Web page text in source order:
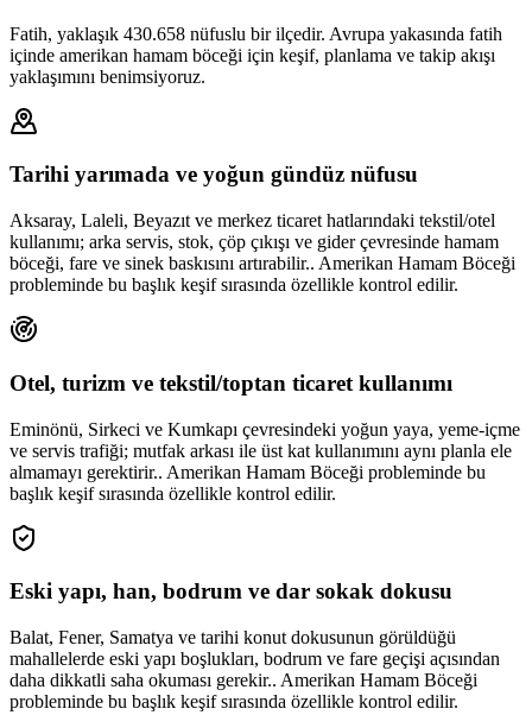
Fatih, yaklaşık 430.658 nüfuslu bir ilçedir. Avrupa yakasında fatih
içinde amerikan hamam böceği için keşif, planlama ve takip akışı
yaklaşımını benimsiyoruz.
Tarihi yarımada ve yoğun gündüz nüfusu
Aksaray, Laleli, Beyazıt ve merkez ticaret hatlarındaki tekstil/otel
kullanımı; arka servis, stok, çöp çıkışı ve gider çevresinde hamam
böceği, fare ve sinek baskısını artırabilir.. Amerikan Hamam Böceği
probleminde bu başlık keşif sırasında özellikle kontrol edilir.
Otel, turizm ve tekstil/toptan ticaret kullanımı
Eminönü, Sirkeci ve Kumkapı çevresindeki yoğun yaya, yeme-içme
ve servis trafiği; mutfak arkası ile üst kat kullanımını aynı planla ele
almamayı gerektirir.. Amerikan Hamam Böceği probleminde bu
başlık keşif sırasında özellikle kontrol edilir.
Eski yapı, han, bodrum ve dar sokak dokusu
Balat, Fener, Samatya ve tarihi konut dokusunun görüldüğü
mahallelerde eski yapı boşlukları, bodrum ve fare geçişi açısından
daha dikkatli saha okuması gerekir.. Amerikan Hamam Böceği
probleminde bu başlık keşif sırasında özellikle kontrol edilir.